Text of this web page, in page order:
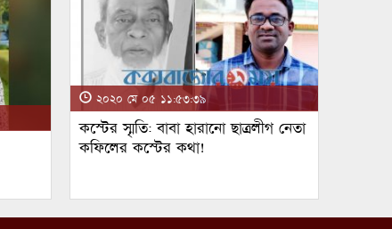
২০২০ মে ০৫ ১১:৫৩:৩৯
কস্টের স্মৃতি: বাবা হারানো ছাত্রলীগ নেতা
কফিলের কস্টের কথা!